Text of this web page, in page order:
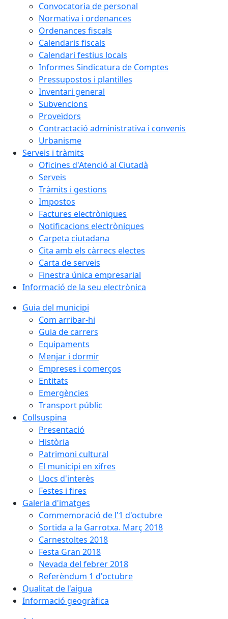
Convocatoria de personal
Normativa i ordenances
Ordenances fiscals
Calendaris fiscals
Calendari festius locals
Informes Sindicatura de Comptes
Pressupostos i plantilles
Inventari general
Subvencions
Proveïdors
Contractació administrativa i convenis
Urbanisme
Serveis i tràmits
Oficines d'Atenció al Ciutadà
Serveis
Tràmits i gestions
Impostos
Factures electròniques
Notificacions electròniques
Carpeta ciutadana
Cita amb els càrrecs electes
Carta de serveis
Finestra única empresarial
Informació de la seu electrònica
Guia del municipi
Com arribar-hi
Guia de carrers
Equipaments
Menjar i dormir
Empreses i comerços
Entitats
Emergències
Transport públic
Collsuspina
Presentació
Història
Patrimoni cultural
El municipi en xifres
Llocs d'interès
Festes i fires
Galeria d'imatges
Commemoració de l'1 d'octubre
Sortida a la Garrotxa. Març 2018
Carnestoltes 2018
Festa Gran 2018
Nevada del febrer 2018
Referèndum 1 d'octubre
Qualitat de l'aigua
Informació geogràfica